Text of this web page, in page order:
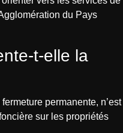
du Pays
t-elle la
permanente, n’est
sur les propriétés